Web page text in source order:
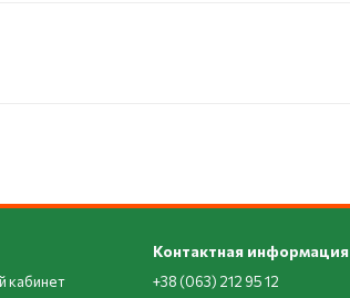
кабинет
Контактная информация
+38 (063) 212 95 12